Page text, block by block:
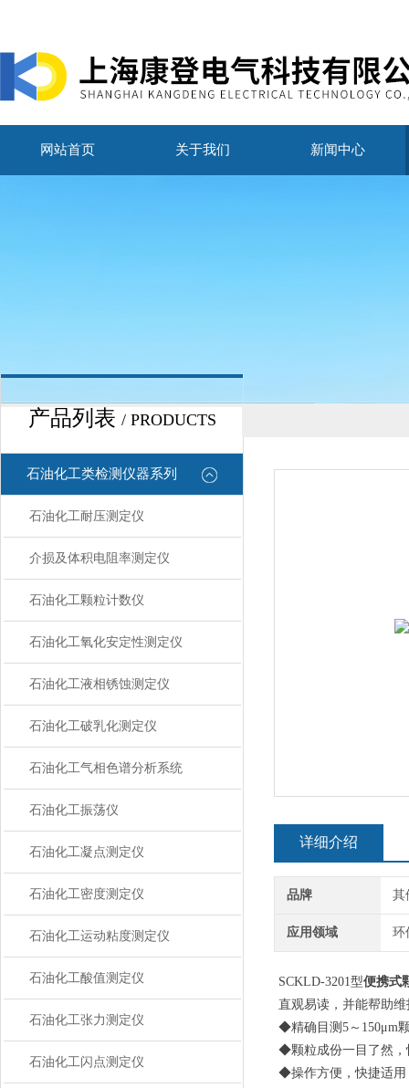
网站首页 关于我们 新闻中心
产品列表 / PRODUCTS
石油化工类检测仪器系列
石油化工耐压测定仪
介损及体积电阻率测定仪
石油化工颗粒计数仪
石油化工氧化安定性测定仪
石油化工液相锈蚀测定仪
石油化工破乳化测定仪
石油化工气相色谱分析系统
石油化工振荡仪
石油化工凝点测定仪
石油化工密度测定仪
石油化工运动粘度测定仪
石油化工酸值测定仪
石油化工张力测定仪
石油化工闪点测定仪
详细介绍
品牌 其
应用领域 环
SCKLD-3201型便携式
直观易读，并能帮助
◆精确目测5～150μm
◆颗粒成份一目了然，
◆操作方便，快捷适用